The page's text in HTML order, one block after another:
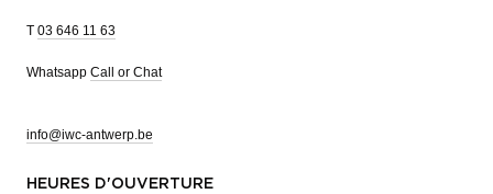
T 03 646 11 63
Whatsapp Call or Chat
info@iwc-antwerp.be
HEURES D'OUVERTURE